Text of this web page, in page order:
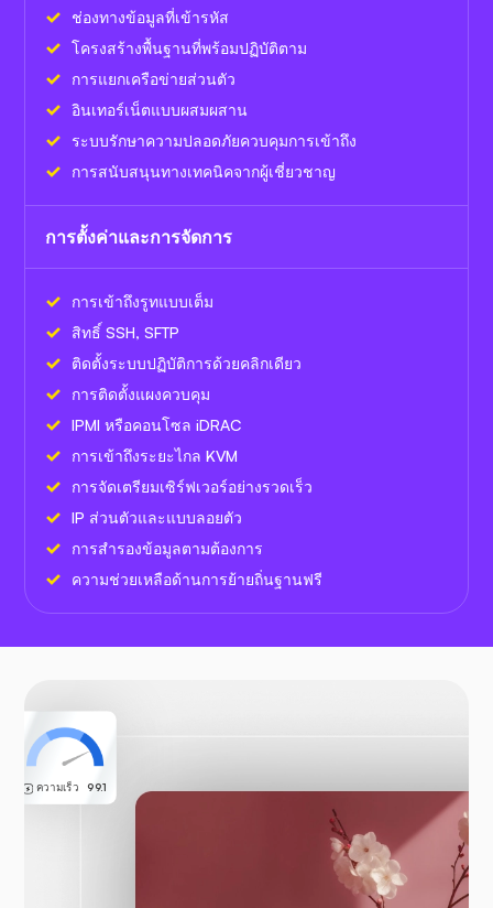
ช่องทางข้อมูลที่เข้ารหัส
โครงสร้างพื้นฐานที่พร้อมปฏิบัติตาม
การแยกเครือข่ายส่วนตัว
อินเทอร์เน็ตแบบผสมผสาน
ระบบรักษาความปลอดภัยควบคุมการเข้าถึง
การสนับสนุนทางเทคนิคจากผู้เชี่ยวชาญ
การตั้งค่าและการจัดการ
การเข้าถึงรูทแบบเต็ม
สิทธิ์ SSH, SFTP
ติดตั้งระบบปฏิบัติการด้วยคลิกเดียว
การติดตั้งแผงควบคุม
IPMI หรือคอนโซล iDRAC
การเข้าถึงระยะไกล KVM
การจัดเตรียมเซิร์ฟเวอร์อย่างรวดเร็ว
IP ส่วนตัวและแบบลอยตัว
การสำรองข้อมูลตามต้องการ
ความช่วยเหลือด้านการย้ายถิ่นฐานฟรี
ความเร็ว 99.1